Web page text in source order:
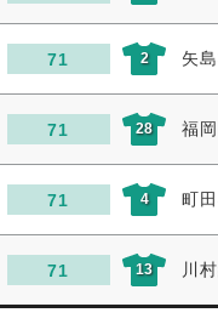
71 2 矢
71 28 福
71 4 町
71 13 川